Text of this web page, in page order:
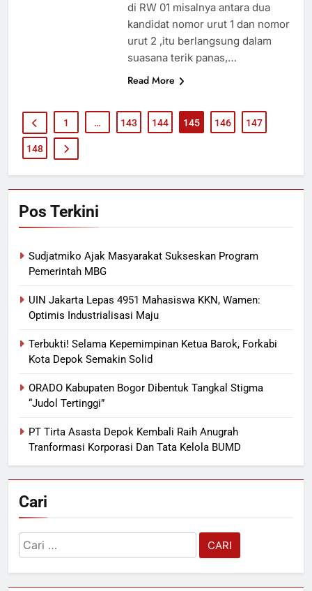
di RW 01 misalnya antara dua
kandidat nomor urut 1 dan nomor
urut 2 ,itu berlangsung dalam
suasana terik panas,…
Read More
1 … 143 144 145 146 147
148
Pos Terkini
Sudjatmiko Ajak Masyarakat Sukseskan Program
Pemerintah MBG
UIN Jakarta Lepas 4951 Mahasiswa KKN, Wamen:
Optimis Industrialisasi Maju
Terbukti! Selama Kepemimpinan Ketua Barok, Forkabi
Kota Depok Semakin Solid
ORADO Kabupaten Bogor Dibentuk Tangkal Stigma
“Judol Tertinggi”
PT Tirta Asasta Depok Kembali Raih Anugrah
Tranformasi Korporasi Dan Tata Kelola BUMD
Cari
Cari
untuk: